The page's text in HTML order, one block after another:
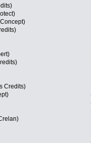
Credits)